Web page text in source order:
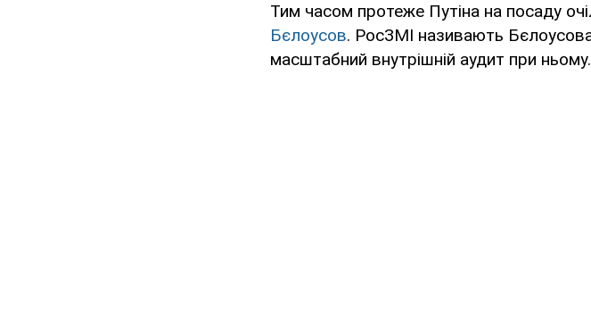
Тим часом протеже Путіна на посаду
Бєлоусов. РосЗМІ називають
масштабний внутрішній аудит при ньому.